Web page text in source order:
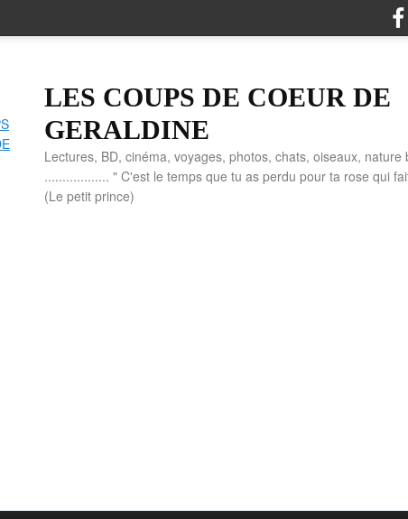
LES COUPS DE COEUR DE
GERALDINE
Lectures, BD, cinéma, voyages, photos, chats, oiseaux,
.................. " C'est le temps que tu as perdu pour ta rose qui
(Le petit prince)